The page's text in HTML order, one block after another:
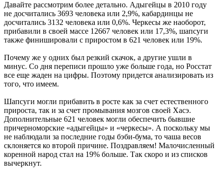
Давайте рассмотрим более детально. Адыгейцы в 2010 году
не досчитались 3693 человека или 2,9%, кабардинцы не
досчитались 3132 человека или 0,6%. Черкесы же наоборот,
прибавили в своей массе 12667 человек или 17,3%, шапсуги
также финишировали с приростом в 621 человек или 19%.
Почему же у одних был резкий скачок, а другие ушли в
минус. Со дня переписи прошло уже больше года, но Росстат
все еще жаден на цифры. Поэтому придется анализировать из
того, что имеем.
Шапсуги могли прибавить в росте как за счет естественного
прироста, так и за счет промывания мозгов своей Хасэ.
Дополнительные 621 человек могли обеспечить бывшие
причерноморские «адыгейцы» и «черкесы». А поскольку мы
не наблюдали за последние годы бэби-бума, то чаша весов
склоняется ко второй причине. Поздравляем! Малочисленный
коренной народ стал на 19% больше. Так скоро и из списков
вычеркнут.